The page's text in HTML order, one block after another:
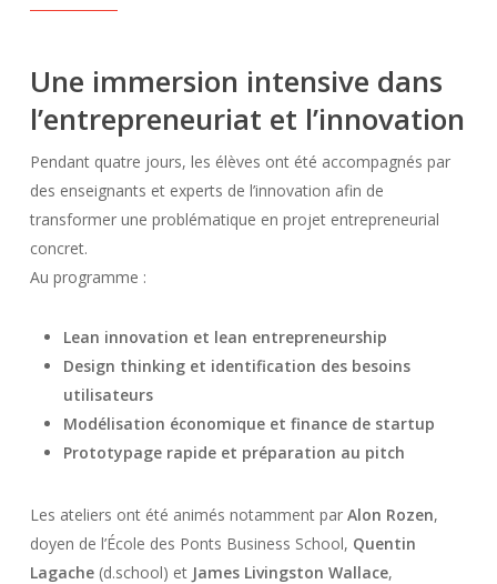
Une immersion intensive dans
l’entrepreneuriat et l’innovation
Pendant quatre jours, les élèves ont été accompagnés par
des enseignants et experts de l’innovation afin de
transformer une problématique en projet entrepreneurial
concret.
Au programme :
Lean innovation et lean entrepreneurship
Design thinking et identification des besoins
utilisateurs
Modélisation économique et finance de startup
Prototypage rapide et préparation au pitch
Les ateliers ont été animés notamment par Alon Rozen,
doyen de l’École des Ponts Business School, Quentin
Lagache(d.school) et James Livingston Wallace,